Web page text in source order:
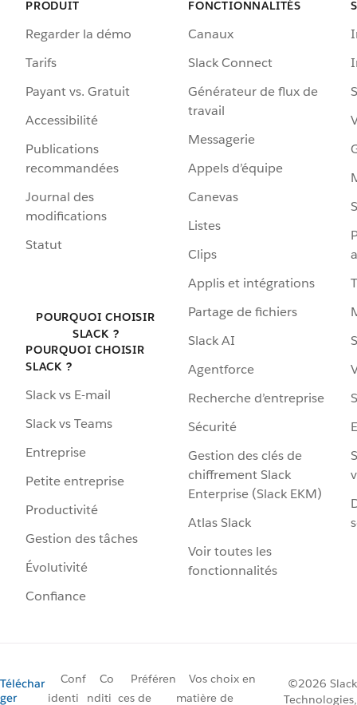
PRODUIT
Regarder la démo
Tarifs
Payant vs. Gratuit
Accessibilité
Publications
recommandées
Journal des
modifications
Statut
POURQUOI CHOISIR
SLACK ?
POURQUOI CHOISIR
SLACK ?
Slack vs E-mail
Slack vs Teams
Entreprise
Petite entreprise
Productivité
Gestion des tâches
Évolutivité
Confiance
FONCTIONNALITÉS
Canaux
Slack Connect
Générateur de flux de
travail
Messagerie
Appels d’équipe
Canevas
Listes
Clips
Applis et intégrations
Partage de fichiers
Slack AI
Agentforce
Recherche d’entreprise
Sécurité
Gestion des clés de
chiffrement Slack
Enterprise (Slack EKM)
Atlas Slack
Voir toutes les
fonctionnalités
Téléchar
ger
Conf
identi
Co
nditi
Préféren
ces de
Vos choix en
matière de
©2026 Slack
Technologies,